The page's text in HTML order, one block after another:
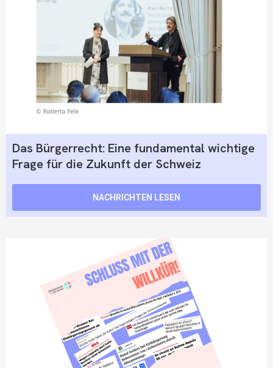
Das Bürgerrecht: Eine fundamental wichtige
Frage für die Zukunft der Schweiz
NACHRICHTEN LESEN